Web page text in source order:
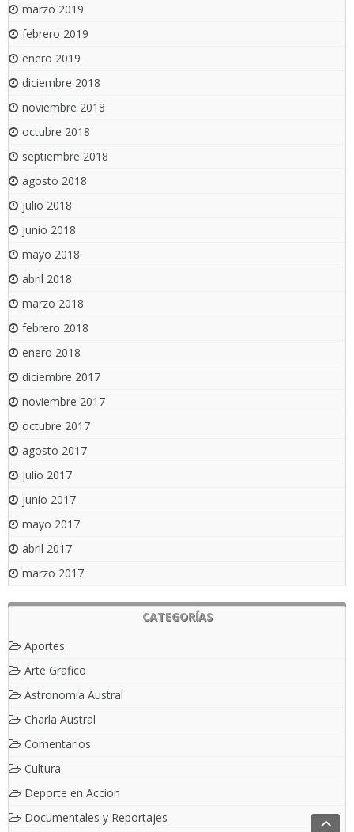
marzo 2019
febrero 2019
enero 2019
diciembre 2018
noviembre 2018
octubre 2018
septiembre 2018
agosto 2018
julio 2018
junio 2018
mayo 2018
abril 2018
marzo 2018
febrero 2018
enero 2018
diciembre 2017
noviembre 2017
octubre 2017
agosto 2017
julio 2017
junio 2017
mayo 2017
abril 2017
marzo 2017
CATEGORÍAS
Aportes
Arte Grafico
Astronomia Austral
Charla Austral
Comentarios
Cultura
Deporte en Accion
Documentales y Reportajes